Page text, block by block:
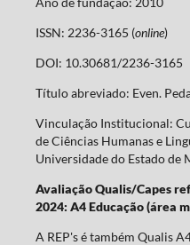
ISSN: 2236-3165 (online)
DOI: 10.30681/2236-3165
Título abreviado: Even.
Vinculação Institucional:
de Ciências Humanas e
Universidade do Estado de
Avaliação Qualis/Capes
2024: A4 Educação (área
A REP's é também Qualis